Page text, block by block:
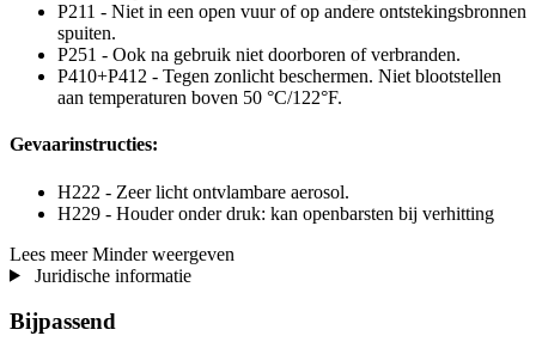
P211 - Niet in een open vuur of op andere ontstekingsbronnen
spuiten.
P251 - Ook na gebruik niet doorboren of verbranden.
P410+P412 - Tegen zonlicht beschermen. Niet blootstellen
aan temperaturen boven 50 °C/122°F.
Gevaarinstructies:
H222 - Zeer licht ontvlambare aerosol.
H229 - Houder onder druk: kan openbarsten bij verhitting
Lees meer Minder weergeven
Juridische informatie
Bijpassend